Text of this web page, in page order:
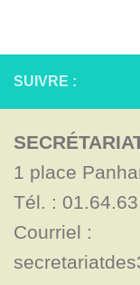
SUIVRE :
1 place
Tél. :
Courriel :